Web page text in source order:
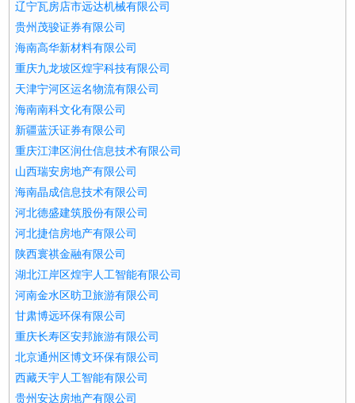
辽宁瓦房店市远达机械有限公司
贵州茂骏证券有限公司
海南高华新材料有限公司
重庆九龙坡区煌宇科技有限公司
天津宁河区运名物流有限公司
海南南科文化有限公司
新疆蓝沃证券有限公司
重庆江津区润仕信息技术有限公司
山西瑞安房地产有限公司
海南晶成信息技术有限公司
河北德盛建筑股份有限公司
河北捷信房地产有限公司
陕西寰祺金融有限公司
湖北江岸区煌宇人工智能有限公司
河南金水区昉卫旅游有限公司
甘肃博远环保有限公司
重庆长寿区安邦旅游有限公司
北京通州区博文环保有限公司
西藏天宇人工智能有限公司
贵州安达房地产有限公司